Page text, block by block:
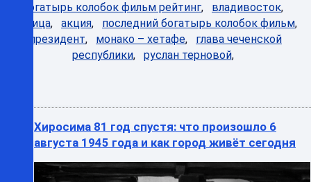
богатырь колобок фильм рейтинг, владивосток,
зарница, акция, последний богатырь колобок фильм,
президент, монако – хетафе, глава чеченской
республики, руслан терновой,
Хиросима 81 год спустя: что произошло 6
августа 1945 года и как город живёт сегодня